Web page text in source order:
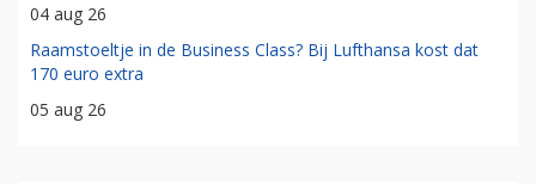
04 aug 26
Raamstoeltje in de Business Class? Bij Lufthansa kost dat
170 euro extra
05 aug 26